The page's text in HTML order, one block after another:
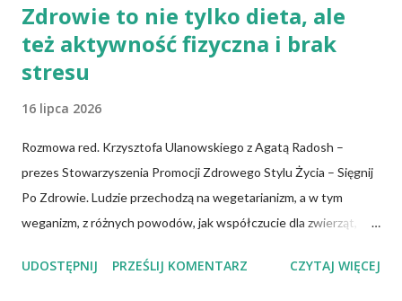
Zdrowie to nie tylko dieta, ale
też aktywność fizyczna i brak
stresu
16 lipca 2026
Rozmowa red. Krzysztofa Ulanowskiego z Agatą Radosh –
prezes Stowarzyszenia Promocji Zdrowego Stylu Życia – Sięgnij
Po Zdrowie. Ludzie przechodzą na wegetarianizm, a w tym
weganizm, z różnych powodów, jak współczucie dla zwierząt,
Wiadomo, że czerwone mięso zwiększa ryzyko nowotworów,
UDOSTĘPNIJ PRZEŚLIJ KOMENTARZ CZYTAJ WIĘCEJ